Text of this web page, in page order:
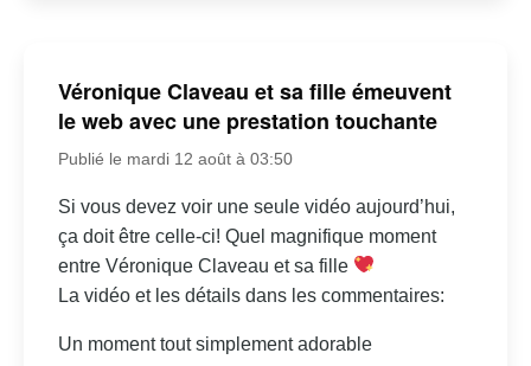
Véronique Claveau et sa fille émeuvent
le web avec une prestation touchante
Publié le mardi 12 août à 03:50
Si vous devez voir une seule vidéo aujourd’hui,
ça doit être celle-ci! Quel magnifique moment
entre Véronique Claveau et sa fille
La vidéo et les détails dans les commentaires:
Un moment tout simplement adorable